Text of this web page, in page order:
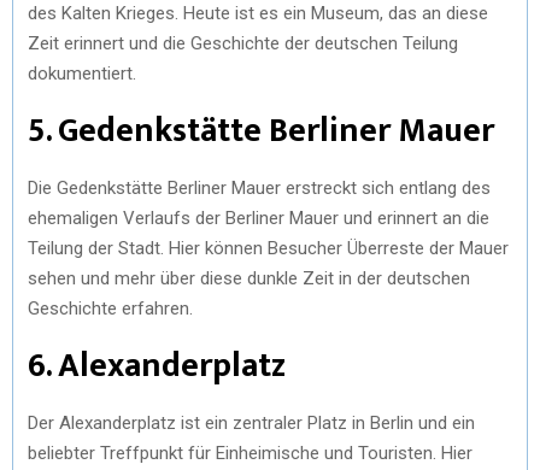
des Kalten Krieges. Heute ist es ein Museum, das an diese
Zeit erinnert und die Geschichte der deutschen Teilung
dokumentiert.
5. Gedenkstätte Berliner Mauer
Die Gedenkstätte Berliner Mauer erstreckt sich entlang des
ehemaligen Verlaufs der Berliner Mauer und erinnert an die
Teilung der Stadt. Hier können Besucher Überreste der Mauer
sehen und mehr über diese dunkle Zeit in der deutschen
Geschichte erfahren.
6. Alexanderplatz
Der Alexanderplatz ist ein zentraler Platz in Berlin und ein
beliebter Treffpunkt für Einheimische und Touristen. Hier